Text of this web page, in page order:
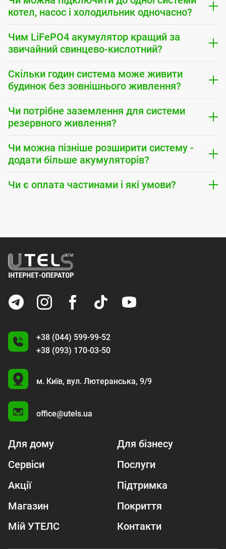
котел, насос і холодильник одночасно?
Чим LiFePO4 акумулятор кращий за
звичайний свинцево-кислотний?
Скільки годин система може живити
будинок без зовнішнього живлення?
Чи потрібне заземлення для системи
резервного живлення?
Чи можна пізніше розширити систему -
додати більше акумуляторів?
Чи є оплата частинами і які умови?
+38 (044) 599-99-52
+38 (093) 170-03-50
U
м. Київ, вул. Лютеранська, 9/9
office@utels.ua
Для дому
Для бізнесу
Сервіси
Послуги
Акції
Підтримка
Магазин
Покриття
Мій УТЕЛС
Контакти